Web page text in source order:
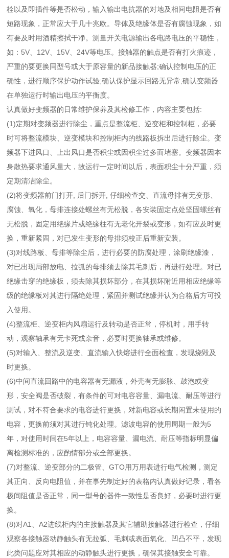
栓以及即插件等是否松动，输入输出电抗器的对地及相间电阻是否有
短路现象，正常应大于几十兆欧。导体及绝缘体是否有腐蚀现象，如
有要及时用酒精擦拭干净。测量开关电源输出各电路电压的平稳性，
如：5V、12V、15V、24V等电压。接触器的触点是否有打火痕迹，
严重的要更换同型号或大于原容量的新品接触器;确认控制电压的正
确性，进行顺序保护动作试验;确认保护显示回路无异常;确认变频器
在单独运行时输出电压的平衡度。
认真做好变频器的日常维护保养及其检修工作，内容主要包括:
(1)定期对变频器进行除尘，重点是整流柜、逆变柜和控制柜，必要
时可将整流模块、逆变模块和控制柜内的线路板拆出后进行除尘。变
频器下进风口、上出风口是否积尘或因积尘过多而堵塞。变频器因本
身散热要求通风量大，故运行一定时间以后，表面积尘十分严重，须
定期清洁除尘。
(2)将变频器前门打开, 后门拆开, 仔细检查交、直流母排有无变形、
腐蚀、氧化，母排连接处螺丝有无松脱，各安装固定点处坚固螺丝有
无松脱，固定用绝缘片或绝缘柱有无老化开裂或变形，如有应及时更
换，重新紧固，对已发生变形的母排须校正后重新安装。
(3)对线路板、母排等除尘后，进行必要的防腐处理，涂刷绝缘漆，
对已出现局部放电、拉弧的母排须去除其毛刺后，再进行处理。对已
绝缘击穿的绝缘板，须去除其损坏部分，在其损坏附近用相应绝缘等
级的绝缘板对其进行隔绝处理，紧固并测试绝缘并认为合格后方可投
入使用。
(4)整流柜、逆变柜内风扇运行及转动是否正常，停机时，用手转
动，观察轴承有无卡死或杂音，必要时更换轴承或维修。
(5)对输入、整流及逆变、直流输入快熔进行全面检查，发现烧毁及
时更换。
(6)中间直流回路中的电容器有无漏液，外壳有无膨胀、鼓泡或变
形，安全阀是否破裂，有条件的可对电容容量、漏电流、耐压等进行
测试，对不符合要求的电容进行更换，对新电容或长期闲置未使用的
电容，更换前须对其进行钝化处理。滤波电容的使用周期一般为5
年，对使用时间在5年以上，电容容量、漏电流、耐压等指标明显偏
离检测标准的，应酌情部分或全部更换。
(7)对整流、逆变部分的二极管、GTO用万用表进行电气检测，测定
其正向、反向电阻值，并在事先制定好的表格内认真做好记录，看各
极间阻值是否正常，同一型号的器件一致性是否良好，必要时进行更
换。
(8)对A1、A2进线柜内的主接触器及其它辅助接触器进行检查，仔细
观察各接触器动静触头有无拉弧、毛刺或表面氧化、凹凸不平，发现
此类问题应对其相应的动静触头进行更换，确保其接触安全可靠。